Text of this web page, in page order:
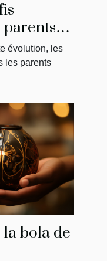
de
évolution, les
les parents
bola de